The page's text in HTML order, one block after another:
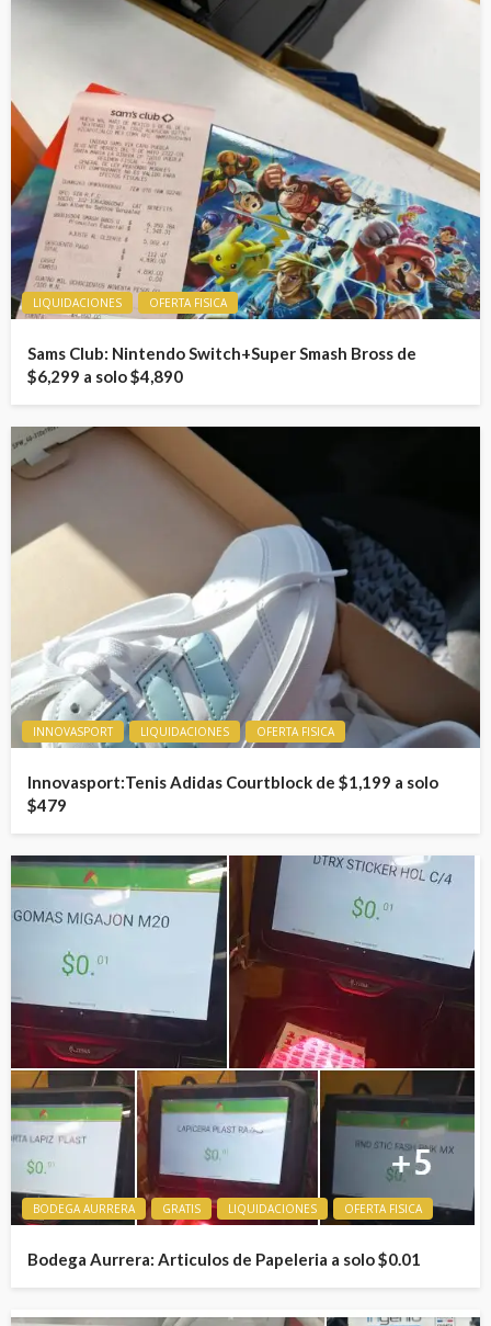
LIQUIDACIONES OFERTA FISICA
Sams Club: Nintendo Switch+Super Smash Bross de
$6,299 a solo $4,890
INNOVASPORT LIQUIDACIONES OFERTA FISICA
Innovasport:Tenis Adidas Courtblock de $1,199 a solo
$479
BODEGA AURRERA GRATIS LIQUIDACIONES OFERTA FISICA
Bodega Aurrera: Articulos de Papeleria a solo $0.01